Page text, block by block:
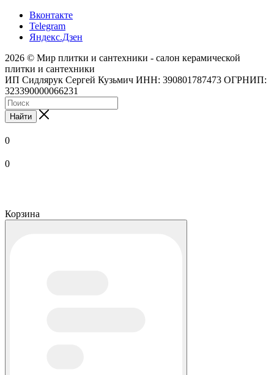
Вконтакте
Telegram
Яндекс.Дзен
2026 © Мир плитки и сантехники - салон керамической
плитки и сантехники
ИП Сидлярук Сергей Кузьмич ИНН: 390801787473 ОГРНИП:
323390000066231
Найти
0
0
Корзина